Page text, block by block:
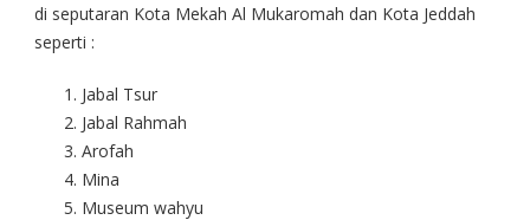
di seputaran Kota Mekah Al Mukaromah dan Kota Jeddah
seperti :
Jabal Tsur
Jabal Rahmah
Arofah
Mina
Museum wahyu